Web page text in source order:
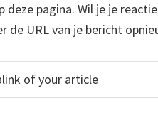
deze pagina. Wil je je
de URL van je bericht